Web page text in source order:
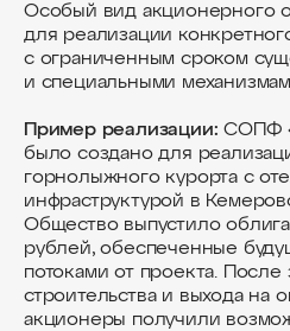
Особый вид акционерного
для реализации
с ограниченным сроком
и специальными
Пример реализации:СОПФ
было создано для
горнолыжного курорта с
инфраструктурой в
Общество выпустило
рублей, обеспеченные
потоками от проекта.
строительства и выхода на
акционеры получили